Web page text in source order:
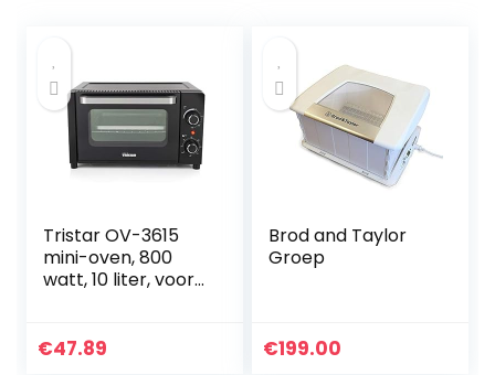
Tristar OV-3615
mini-oven, 800
watt, 10 liter, voor
veelzijdig en
€47.89
Brod and Taylor
Groep
€199.00